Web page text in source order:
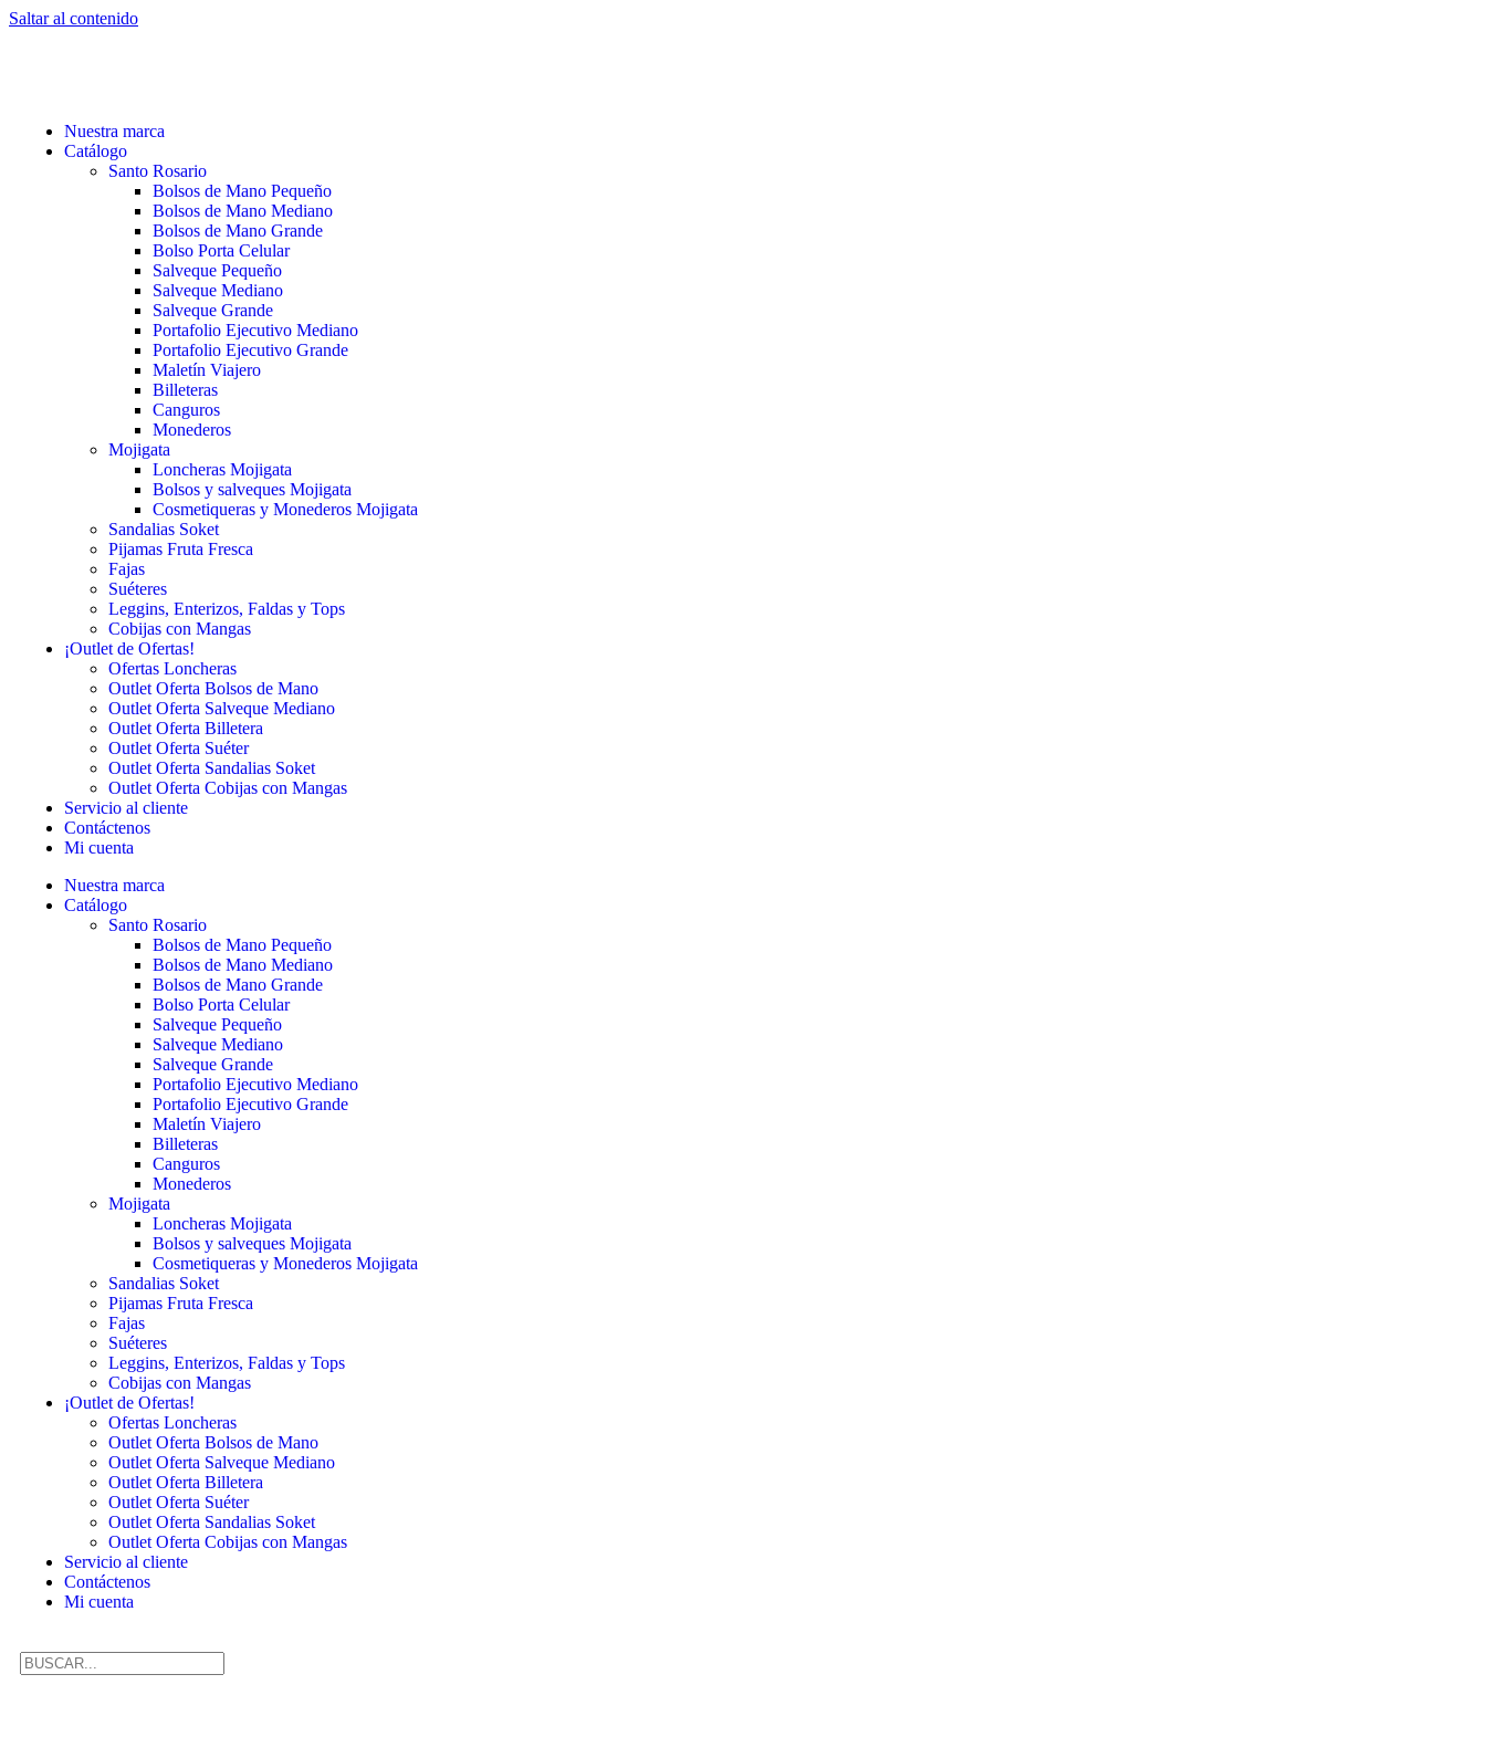
Saltar al contenido
Nuestra marca
Catálogo
Santo Rosario
Bolsos de Mano Pequeño
Bolsos de Mano Mediano
Bolsos de Mano Grande
Bolso Porta Celular
Salveque Pequeño
Salveque Mediano
Salveque Grande
Portafolio Ejecutivo Mediano
Portafolio Ejecutivo Grande
Maletín Viajero
Billeteras
Canguros
Monederos
Mojigata
Loncheras Mojigata
Bolsos y salveques Mojigata
Cosmetiqueras y Monederos Mojigata
Sandalias Soket
Pijamas Fruta Fresca
Fajas
Suéteres
Leggins, Enterizos, Faldas y Tops
Cobijas con Mangas
¡Outlet de Ofertas!
Ofertas Loncheras
Outlet Oferta Bolsos de Mano
Outlet Oferta Salveque Mediano
Outlet Oferta Billetera
Outlet Oferta Suéter
Outlet Oferta Sandalias Soket
Outlet Oferta Cobijas con Mangas
Servicio al cliente
Contáctenos
Mi cuenta
Nuestra marca
Catálogo
Santo Rosario
Bolsos de Mano Pequeño
Bolsos de Mano Mediano
Bolsos de Mano Grande
Bolso Porta Celular
Salveque Pequeño
Salveque Mediano
Salveque Grande
Portafolio Ejecutivo Mediano
Portafolio Ejecutivo Grande
Maletín Viajero
Billeteras
Canguros
Monederos
Mojigata
Loncheras Mojigata
Bolsos y salveques Mojigata
Cosmetiqueras y Monederos Mojigata
Sandalias Soket
Pijamas Fruta Fresca
Fajas
Suéteres
Leggins, Enterizos, Faldas y Tops
Cobijas con Mangas
¡Outlet de Ofertas!
Ofertas Loncheras
Outlet Oferta Bolsos de Mano
Outlet Oferta Salveque Mediano
Outlet Oferta Billetera
Outlet Oferta Suéter
Outlet Oferta Sandalias Soket
Outlet Oferta Cobijas con Mangas
Servicio al cliente
Contáctenos
Mi cuenta